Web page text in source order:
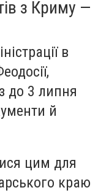
з Криму —
в
до 3 липня
й
цим для
краю